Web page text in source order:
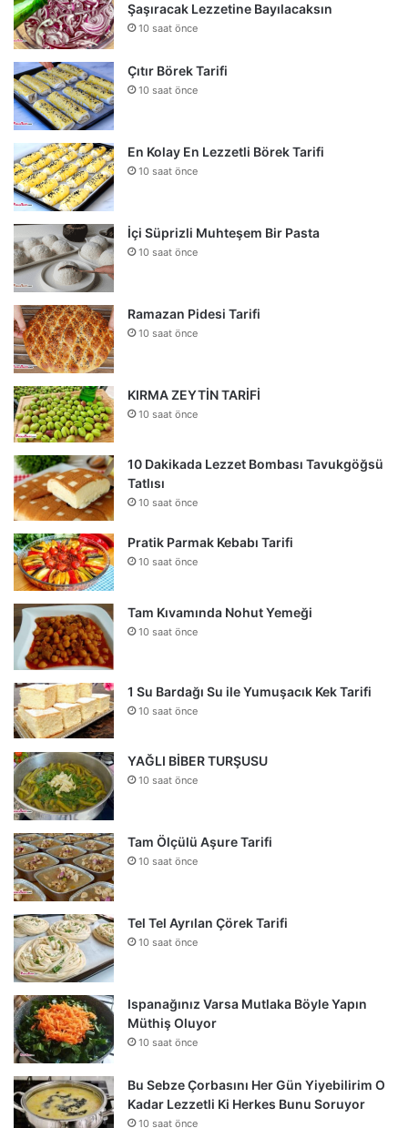
Şaşıracak Lezzetine Bayılacaksın
10 saat önce
Çıtır Börek Tarifi
10 saat önce
En Kolay En Lezzetli Börek Tarifi
10 saat önce
İçi Süprizli Muhteşem Bir Pasta
10 saat önce
Ramazan Pidesi Tarifi
10 saat önce
KIRMA ZEYTİN TARİFİ
10 saat önce
10 Dakikada Lezzet Bombası Tavukgöğsü
Tatlısı
10 saat önce
Pratik Parmak Kebabı Tarifi
10 saat önce
Tam Kıvamında Nohut Yemeği
10 saat önce
1 Su Bardağı Su ile Yumuşacık Kek Tarifi
10 saat önce
YAĞLI BİBER TURŞUSU
10 saat önce
Tam Ölçülü Aşure Tarifi
10 saat önce
Tel Tel Ayrılan Çörek Tarifi
10 saat önce
Ispanağınız Varsa Mutlaka Böyle Yapın
Müthiş Oluyor
10 saat önce
Bu Sebze Çorbasını Her Gün Yiyebilirim O
Kadar Lezzetli Ki Herkes Bunu Soruyor
10 saat önce